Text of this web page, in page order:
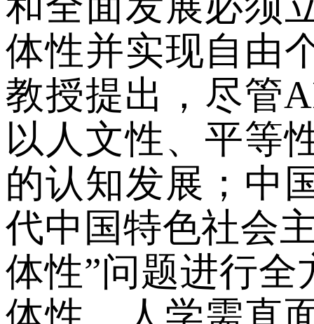
体性并实现自由
教授提出， 尽管
以人文性、平等
的认知发展； 中
代中国特色社会
体性”问题进行全